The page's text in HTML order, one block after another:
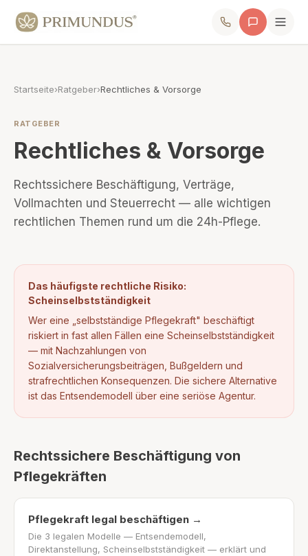
Startseite›Ratgeber›Rechtliches & Vorsorge
RATGEBER
Rechtliches & Vorsorge
Rechtssichere Beschäftigung, Verträge,
Vollmachten und Steuerrecht — alle wichtigen
rechtlichen Themen rund um die 24h-Pflege.
Das häufigste rechtliche Risiko:
Scheinselbstständigkeit
Wer eine „selbstständige Pflegekraft" beschäftigt
riskiert in fast allen Fällen eine Scheinselbstständigkeit
— mit Nachzahlungen von
Sozialversicherungsbeiträgen, Bußgeldern und
strafrechtlichen Konsequenzen. Die sichere Alternative
ist das Entsendemodell über eine seriöse Agentur.
Rechtssichere Beschäftigung von
Pflegekräften
Pflegekraft legal beschäftigen →
Die 3 legalen Modelle — Entsendemodell,
Direktanstellung, Scheinselbstständigkeit — erklärt und